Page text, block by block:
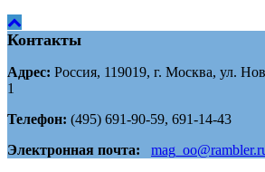
Контакты
Адрес: Россия, 119019, г. Москва, ул.
1
Телефон: (495) 691-90-59, 691-14-43
Электронная почта: